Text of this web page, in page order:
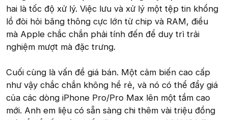
hai là tốc độ xử lý. Việc lưu và xử lý một tệp tin khổng
lồ đòi hỏi băng thông cực lớn từ chip và RAM, điều
mà Apple chắc chắn phải tính đến để duy trì trải
nghiệm mượt mà đặc trưng.
Cuối cùng là vấn đề giá bán. Một cảm biến cao cấp
như vậy chắc chắn không hề rẻ, và nó có thể đẩy giá
của các dòng iPhone Pro/Pro Max lên một tầm cao
mới. Anh em liệu có sẵn sàng chi thêm vài triệu đồng